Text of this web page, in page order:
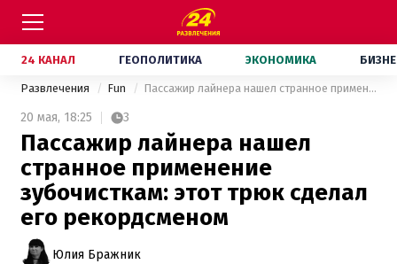
24 КАНАЛ ГЕОПОЛИТИКА ЭКОНОМИКА
Развлечения Fun Пассажир лайнера нашел странное применение зубочисткам: этот трюк сделал его рекордсменом
20 мая, 18:25 3
Пассажир лайнера нашел
странное применение
зубочисткам: этот трюк сделал
его рекордсменом
Юлия Бражник